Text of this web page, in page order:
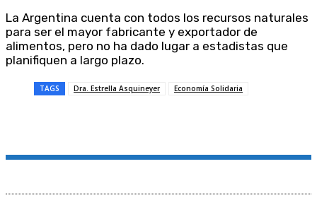
La Argentina cuenta con todos los recursos naturales
para ser el mayor fabricante y exportador de
alimentos, pero no ha dado lugar a estadistas que
planifiquen a largo plazo.
TAGS Dra. Estrella Asquineyer Economía Solidaria